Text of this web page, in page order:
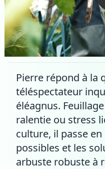
Pierre répond à la
téléspectateur
éléagnus.
ralentie ou stress
culture, il passe
possibles et les
arbuste robuste à